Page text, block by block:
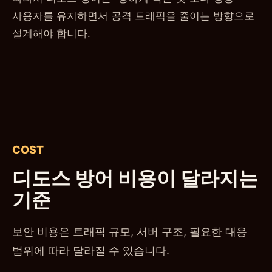
사용자를 유지하면서 공격 트래픽을 줄이는 방향으로
설계해야 합니다.
COST
디도스 방어 비용이 달라지는
기준
보안 비용은 트래픽 규모, 서버 구조, 필요한 대응
범위에 따라 달라질 수 있습니다.